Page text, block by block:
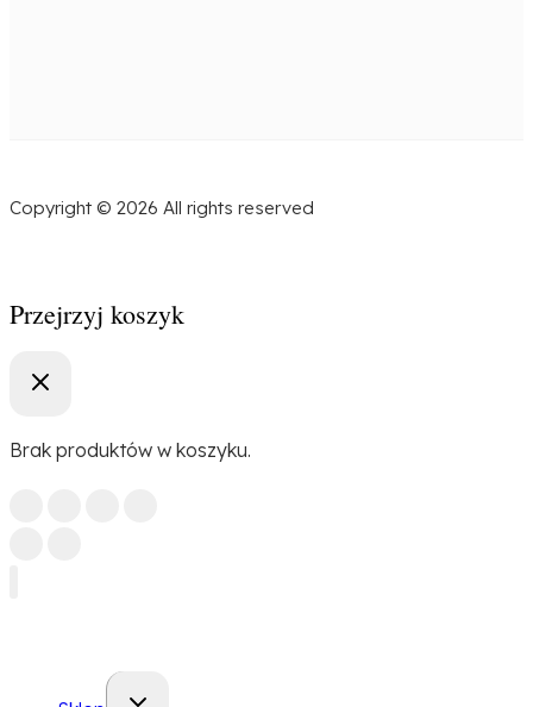
Copyright © 2026 All rights reserved
Przejrzyj koszyk
Brak produktów w koszyku.
Przełącz